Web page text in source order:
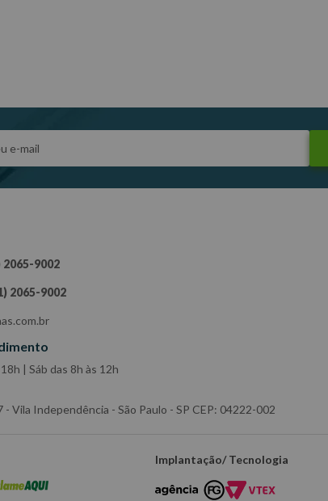
2065-9002
2065-9002
| Sáb das 8h às 12h
- Vila Independência - São Paulo - SP CEP: 04222-002
Implantação/ Tecnologia